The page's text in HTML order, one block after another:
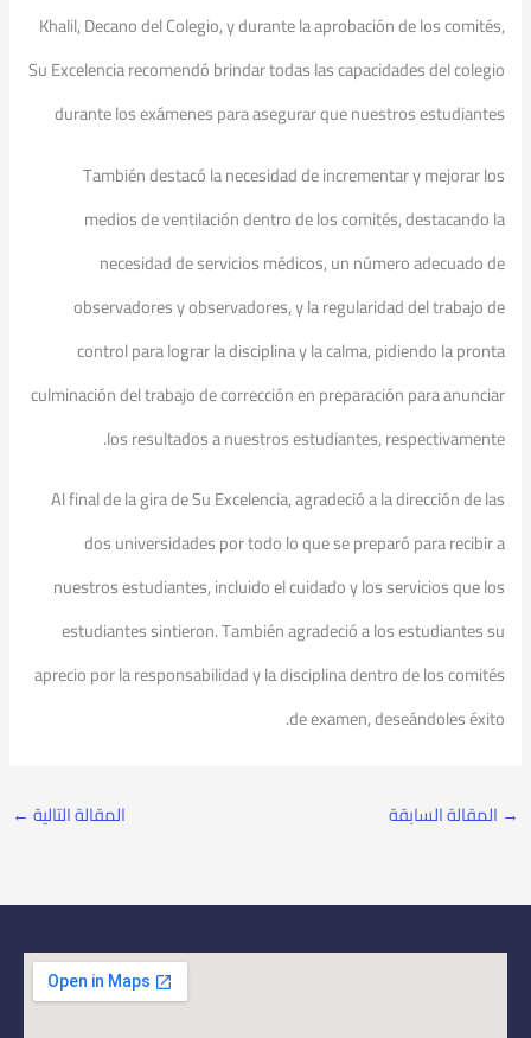
Khalil, Decano del Colegio, y durante la aprobación de los comités,
Su Excelencia recomendó brindar todas las capacidades del colegio
durante los exámenes para asegurar que nuestros estudiantes
También destacó la necesidad de incrementar y mejorar los
medios de ventilación dentro de los comités, destacando la
necesidad de servicios médicos, un número adecuado de
observadores y observadores, y la regularidad del trabajo de
control para lograr la disciplina y la calma, pidiendo la pronta
culminación del trabajo de corrección en preparación para anunciar
los resultados a nuestros estudiantes, respectivamente.
Al final de la gira de Su Excelencia, agradeció a la dirección de las
dos universidades por todo lo que se preparó para recibir a
nuestros estudiantes, incluido el cuidado y los servicios que los
estudiantes sintieron. También agradeció a los estudiantes su
aprecio por la responsabilidad y la disciplina dentro de los comités
de examen, deseándoles éxito.
→ المقالة السابقة المقالة التالية ←